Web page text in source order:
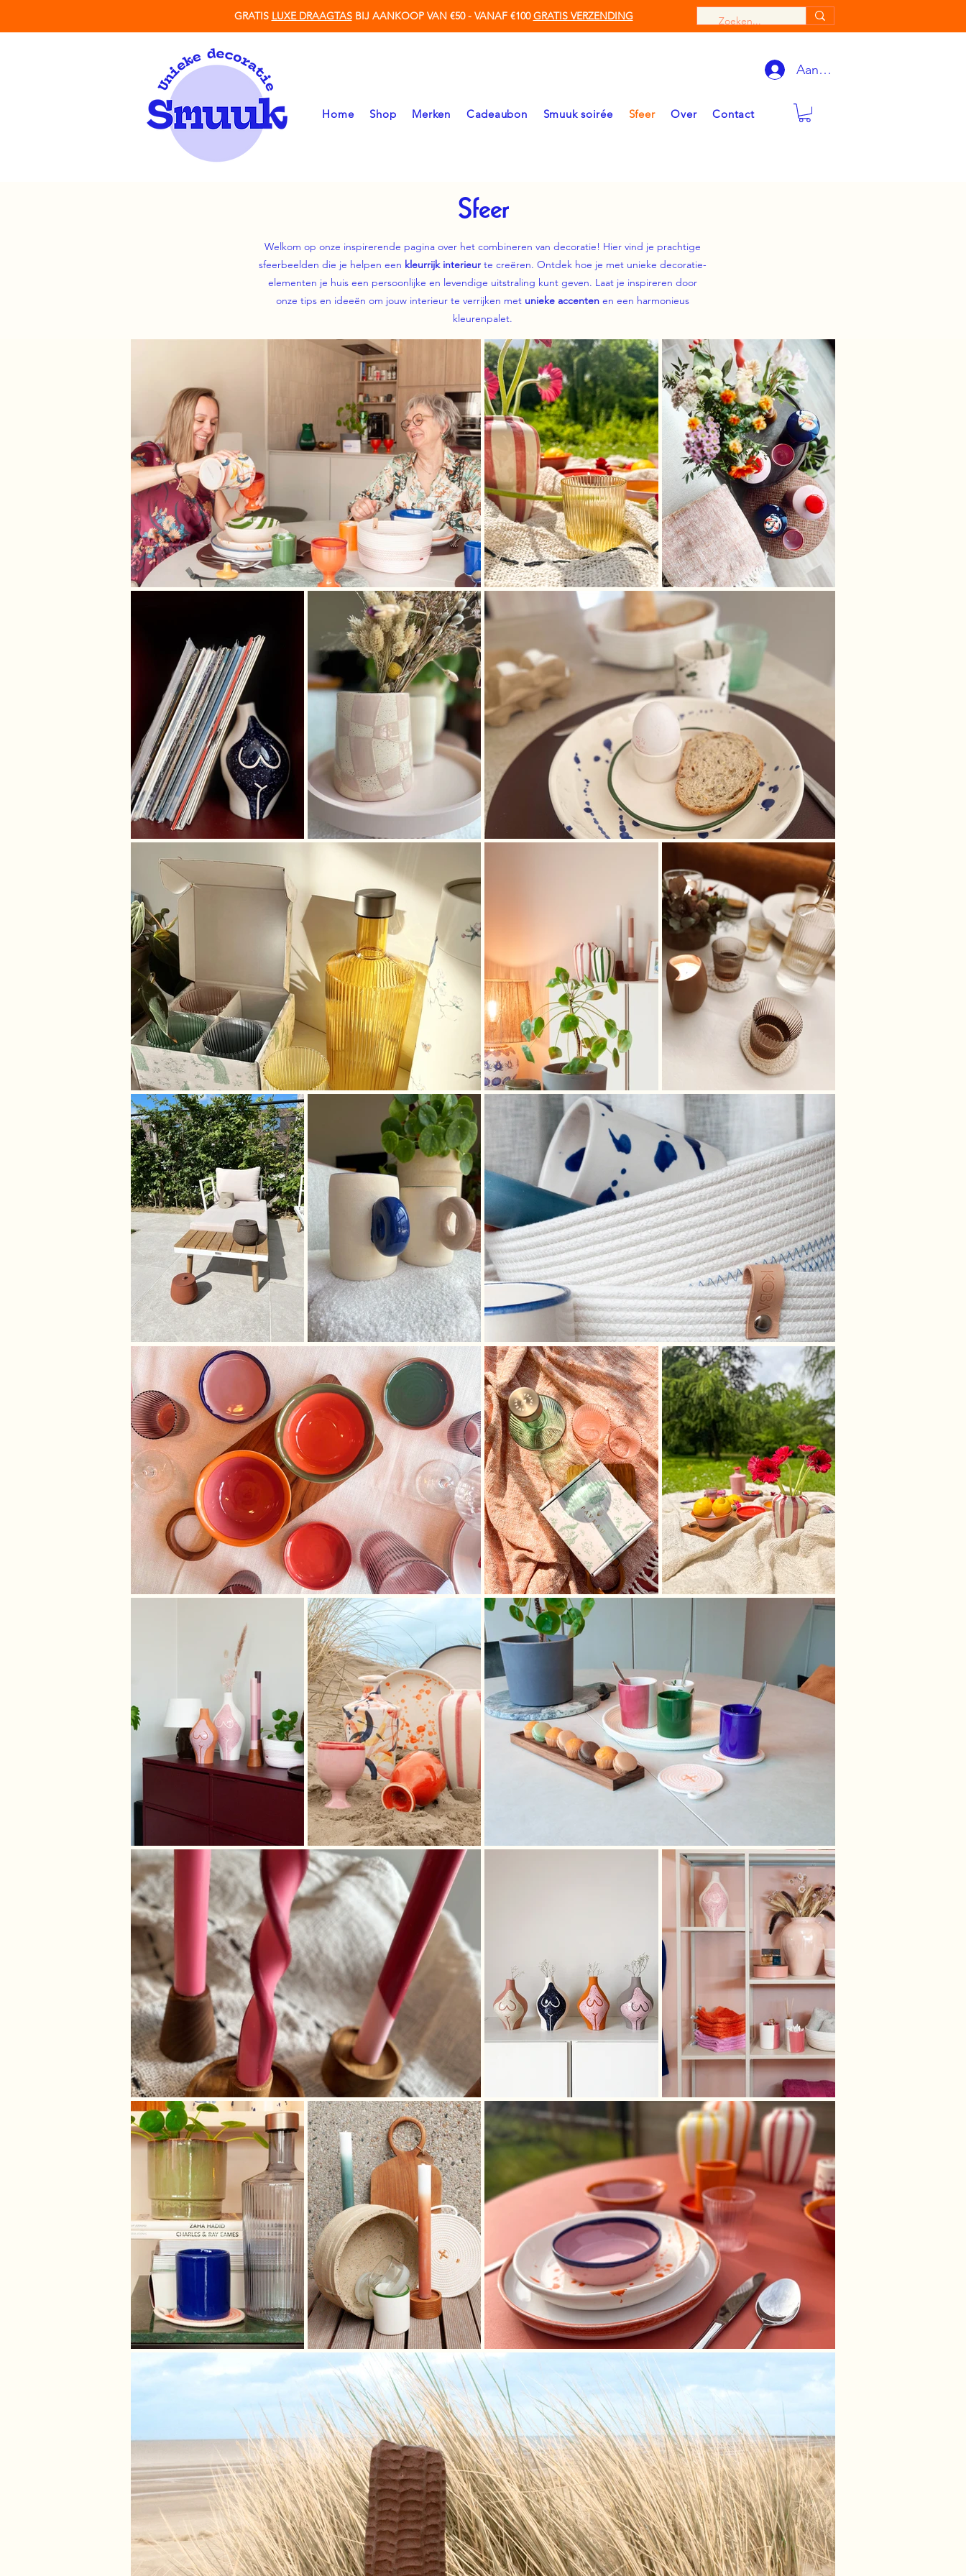
GRATIS LUXE DRAAGTASBIJ AANKOOP VAN €50 - VANAF €100GRATIS VERZENDING
Home Shop Merken Cadeaubon Smuuk soirée Sfeer Over Contact
Aanmelden
Sfeer
Welkom op onze inspirerende pagina over het combineren van decoratie! Hier vind je prachtige
sfeerbeelden die je helpen een kleurrijk interieur te creëren. Ontdek hoe je met unieke decoratie-
elementen je huis een persoonlijke en levendige uitstraling kunt geven. Laat je inspireren door
onze tips en ideeën om jouw interieur te verrijken met unieke accenten en een harmonieus
kleurenpalet.